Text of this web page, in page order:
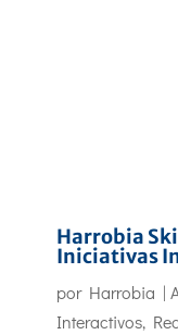
Harrobia
Iniciativas
por Harrobia |
Interactivos,